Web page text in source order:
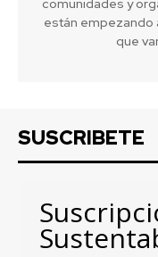
comunidades y
están empezando
que
SUSCRIBETE